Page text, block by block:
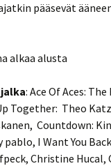
pääsevät
alkaa alusta
: Ace Of Aces:
Together: Theo
Countdown:
I Want You
Christine